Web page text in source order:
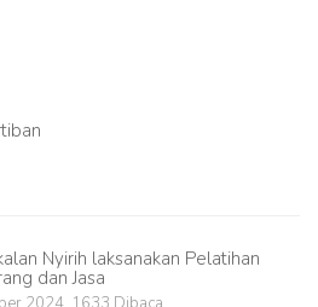
Nyirih laksanakan Pelatihan
dan Jasa